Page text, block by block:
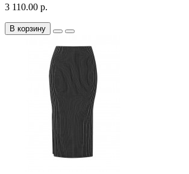
3 110.00 р.
В корзину